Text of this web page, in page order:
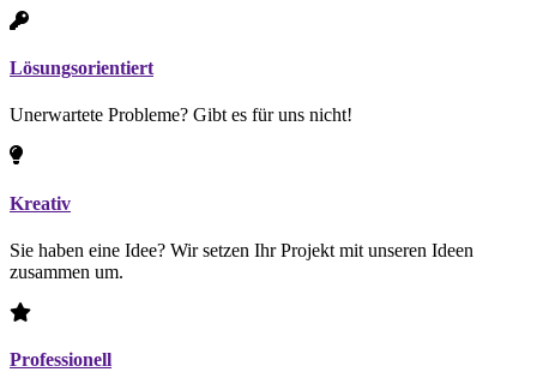
Lösungsorientiert
Unerwartete Probleme? Gibt es für uns nicht!
Kreativ
Sie haben eine Idee? Wir setzen Ihr Projekt mit unseren Ideen
zusammen um.
Professionell